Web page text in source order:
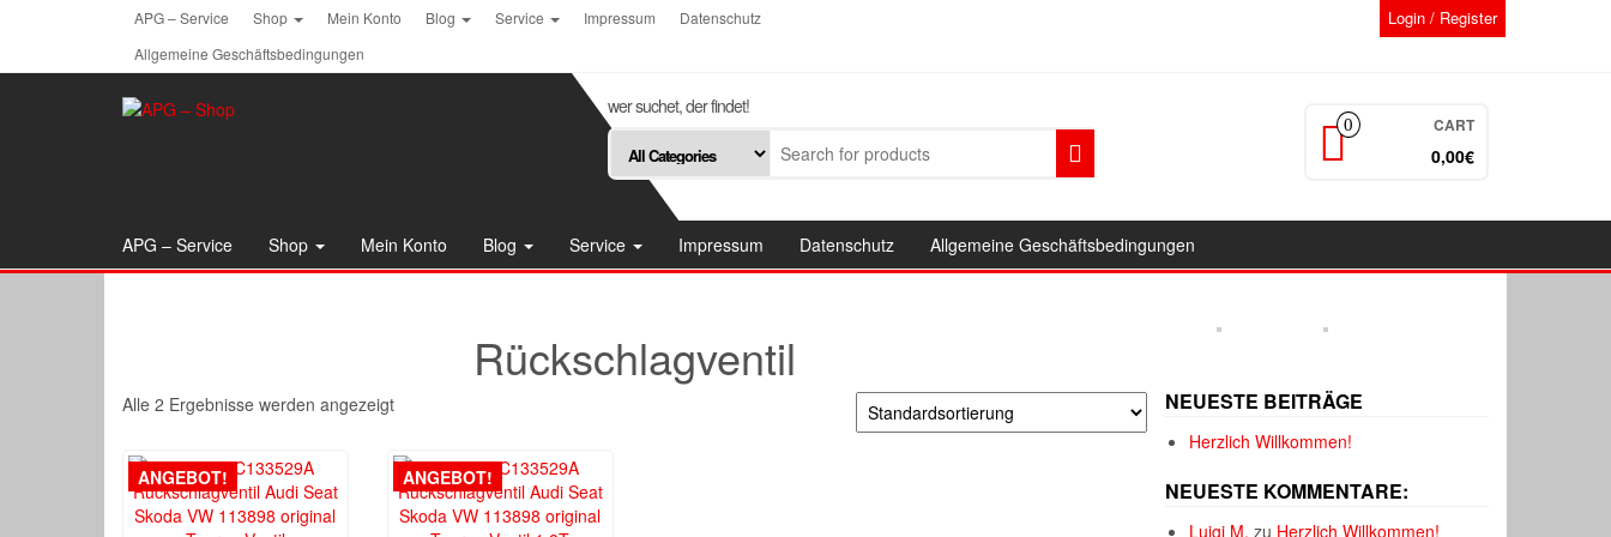
APG – Service Shop Mein Konto Blog Service Impressum
Datenschutz
Allgemeine Geschäftsbedingungen
Login / Register
wer suchet, der findet!
0 CART
0,00€
APG – Service Shop Mein Konto Blog Service Impressum Datenschutz Allgemeine Geschäftsbedingungen
Rückschlagventil
Alle 2 Ergebnisse werden angezeigt
ANGEBOT! ANGEBOT!
NEUESTE BEITRÄGE
Herzlich Willkommen!
NEUESTE KOMMENTARE:
Luigi M. zu Herzlich Willkommen!